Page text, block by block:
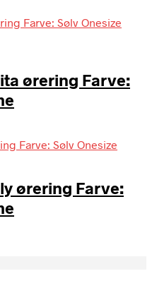
ørering Farve:
kr..
ørering Farve: